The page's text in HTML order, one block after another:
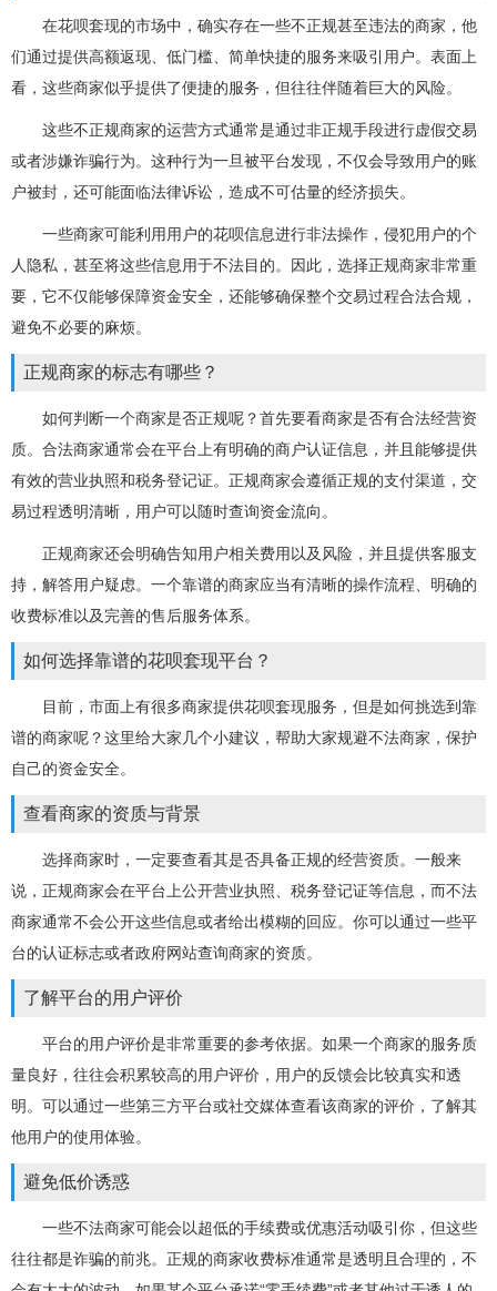
在花呗套现的市场中，确实存在一些不正规甚至违法的商家，他
们通过提供高额返现、低门槛、简单快捷的服务来吸引用户。表面上
看，这些商家似乎提供了便捷的服务，但往往伴随着巨大的风险。
这些不正规商家的运营方式通常是通过非正规手段进行虚假交易
或者涉嫌诈骗行为。这种行为一旦被平台发现，不仅会导致用户的账
户被封，还可能面临法律诉讼，造成不可估量的经济损失。
一些商家可能利用用户的花呗信息进行非法操作，侵犯用户的个
人隐私，甚至将这些信息用于不法目的。因此，选择正规商家非常重
要，它不仅能够保障资金安全，还能够确保整个交易过程合法合规，
避免不必要的麻烦。
正规商家的标志有哪些？
如何判断一个商家是否正规呢？首先要看商家是否有合法经营资
质。合法商家通常会在平台上有明确的商户认证信息，并且能够提供
有效的营业执照和税务登记证。正规商家会遵循正规的支付渠道，交
易过程透明清晰，用户可以随时查询资金流向。
正规商家还会明确告知用户相关费用以及风险，并且提供客服支
持，解答用户疑虑。一个靠谱的商家应当有清晰的操作流程、明确的
收费标准以及完善的售后服务体系。
如何选择靠谱的花呗套现平台？
目前，市面上有很多商家提供花呗套现服务，但是如何挑选到靠
谱的商家呢？这里给大家几个小建议，帮助大家规避不法商家，保护
自己的资金安全。
查看商家的资质与背景
选择商家时，一定要查看其是否具备正规的经营资质。一般来
说，正规商家会在平台上公开营业执照、税务登记证等信息，而不法
商家通常不会公开这些信息或者给出模糊的回应。你可以通过一些平
台的认证标志或者政府网站查询商家的资质。
了解平台的用户评价
平台的用户评价是非常重要的参考依据。如果一个商家的服务质
量良好，往往会积累较高的用户评价，用户的反馈会比较真实和透
明。可以通过一些第三方平台或社交媒体查看该商家的评价，了解其
他用户的使用体验。
避免低价诱惑
一些不法商家可能会以超低的手续费或优惠活动吸引你，但这些
往往都是诈骗的前兆。正规的商家收费标准通常是透明且合理的，不